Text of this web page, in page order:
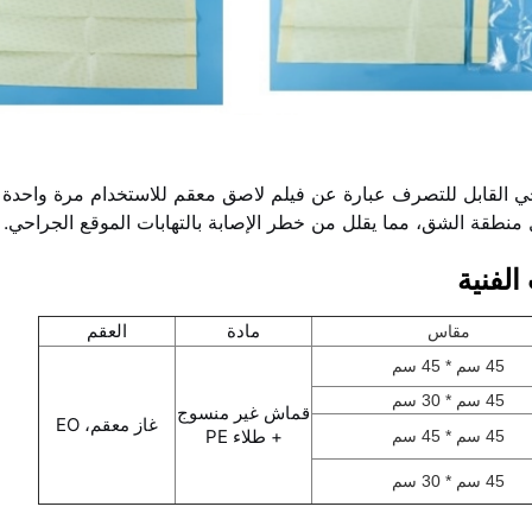
القابل للتصرف عبارة عن فيلم لاصق معقم للاستخدام مرة واحدة
منطقة الشق، مما يقلل من خطر الإصابة بالتهابات الموقع الجراحي.
مقاس مادة العقم
45 سم * 45 سم
قماش غير منسوج
+ طلاء PE
غاز معقم، EO
45 سم * 30 سم
45 سم * 45 سم
45 سم * 30 سم